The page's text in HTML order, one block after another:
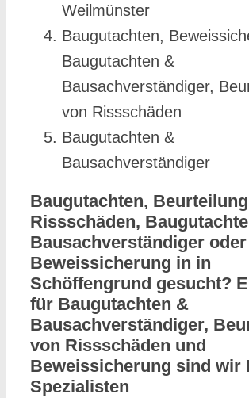
Weilmünster
Baugutachten,
Baugutachten &
Bausachverständiger,
von Rissschäden
Baugutachten &
Bausachverständiger
Baugutachten,
Rissschäden,
Bausachverständiger oder
Beweissicherung in in
Schöffengrund gesucht?
für Baugutachten &
Bausachverständiger,
von Rissschäden und
Beweissicherung sind wir
Spezialisten